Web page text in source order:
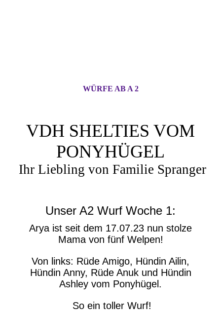
WÜRFE AB A 2
VDH SHELTIES VOM
PONYHÜGEL
Ihr Liebling von Familie Spranger
Unser A2 Wurf Woche 1:
Arya ist seit dem 17.07.23 nun stolze
Mama von fünf Welpen!
Von links: Rüde Amigo, Hündin Ailin,
Hündin Anny, Rüde Anuk und Hündin
Ashley vom Ponyhügel.
So ein toller Wurf!